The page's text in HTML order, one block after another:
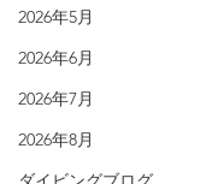
2026年5月
2026年6月
2026年7月
2026年8月